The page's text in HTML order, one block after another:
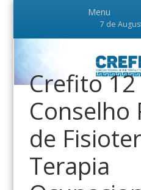
7 de
Crefito
Conselho
de
Terapia